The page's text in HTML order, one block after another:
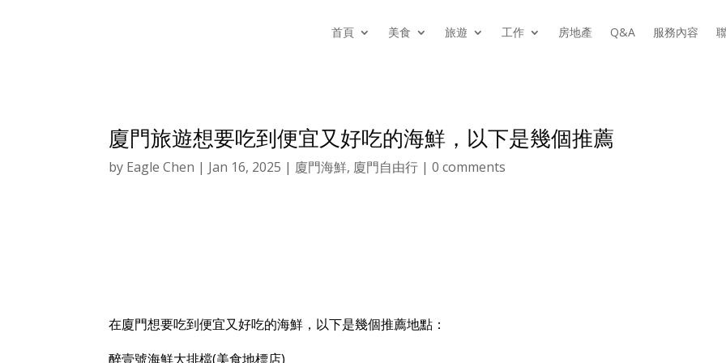
首頁 美食 旅遊 工作 房地產 Q&A 服務內容
廈門旅遊想要吃到便宜又好吃的海鮮，以下是幾個推薦
by Eagle Chen | Jan 16, 2025 | 廈門海鮮, 廈門自由行 |0 comments
在廈門想要吃到便宜又好吃的海鮮，以下是幾個推薦地點：
醉壹號海鮮大排檔(美食地標店)